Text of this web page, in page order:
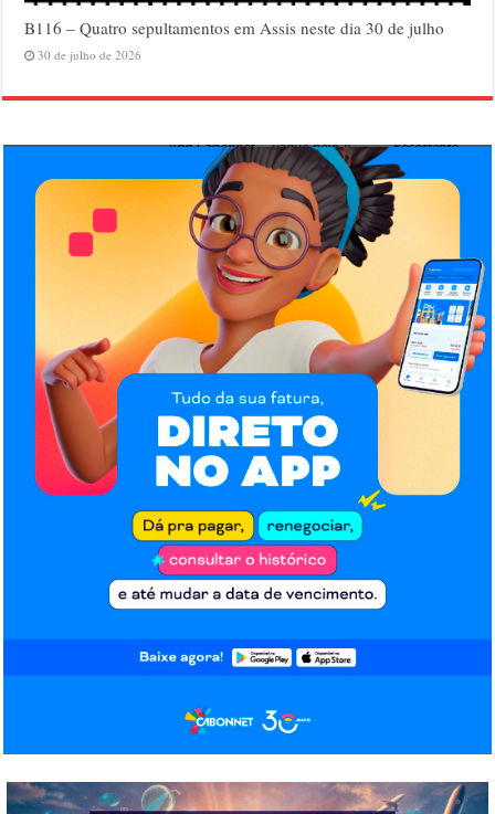
B116 – Quatro sepultamentos em Assis neste dia 30 de julho
30 de julho de 2026